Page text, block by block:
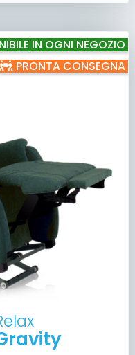
IN OGNI NEGOZIO
PRONTA CONSEGNA